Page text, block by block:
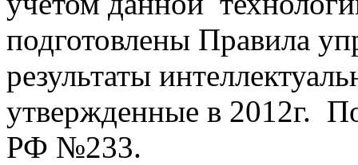
подготовлены Правила
результаты
утвержденные в 2012г.
РФ №233.